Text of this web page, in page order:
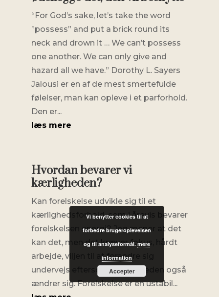
“For God’s sake, let’s take the word
”possess” and put a brick round its
neck and drown it … We can’t possess
one another. We can only give and
hazard all we have.” Dorothy L. Sayers
Jalousi er en af de mest smertefulde
følelser, man kan opleve i et parforhold.
Den er...
læs mere
Hvordan bevarer vi
kærligheden?
Kan forelskelse udvikle sig til et
kærlighedsforhold, som i årevis bevarer
forelskelsen energi? Jeg mener at det
kan det, men det kræver fokus, hårdt
arbejde, viljen til at forandre sig
undervejs eftersom virkeligheden også
ændrer sig. Forelskelse er en ustabil...
Vi benytter cookies til at
forbedre brugeroplevelsen
og til analyseformål. mere
information
Accepter